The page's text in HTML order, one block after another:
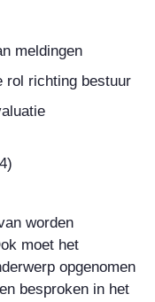
meldingen
rol richting bestuur
worden
moet het
opgenomen
besproken in het